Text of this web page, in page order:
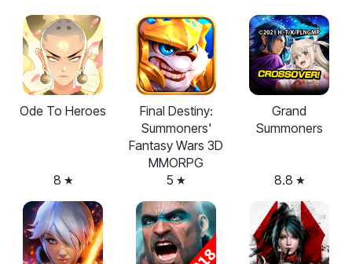
Ode To Heroes
8
Final Destiny:
Summoners'
Fantasy Wars 3D
MMORPG
5
Grand
Summoners
8.8